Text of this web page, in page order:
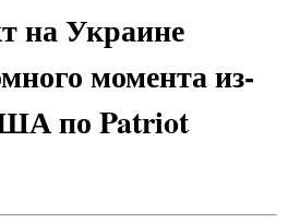
на Украине
момента из-
по Patriot